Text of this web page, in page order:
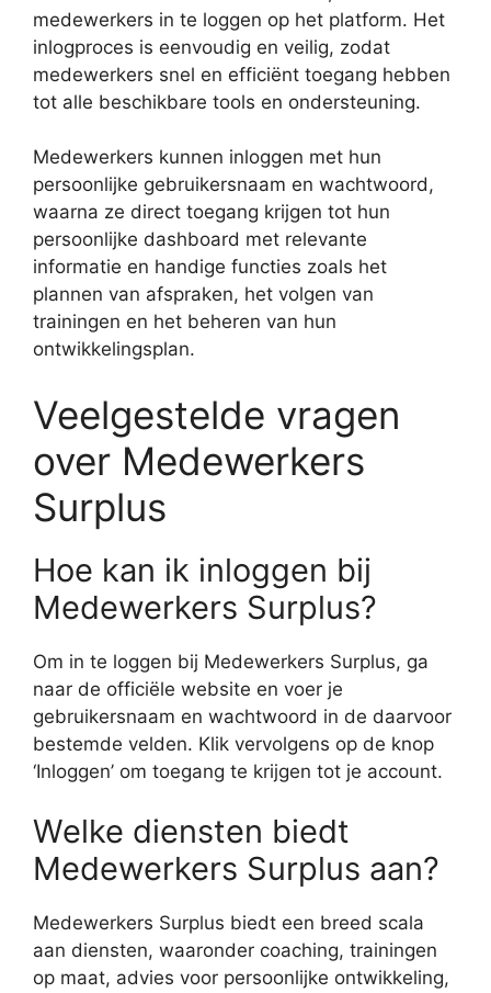
medewerkers in te loggen op het platform. Het
inlogproces is eenvoudig en veilig, zodat
medewerkers snel en efficiënt toegang hebben
tot alle beschikbare tools en ondersteuning.
Medewerkers kunnen inloggen met hun
persoonlijke gebruikersnaam en wachtwoord,
waarna ze direct toegang krijgen tot hun
persoonlijke dashboard met relevante
informatie en handige functies zoals het
plannen van afspraken, het volgen van
trainingen en het beheren van hun
ontwikkelingsplan.
Veelgestelde vragen
over Medewerkers
Surplus
Hoe kan ik inloggen bij
Medewerkers Surplus?
Om in te loggen bij Medewerkers Surplus, ga
naar de officiële website en voer je
gebruikersnaam en wachtwoord in de daarvoor
bestemde velden. Klik vervolgens op de knop
‘Inloggen’ om toegang te krijgen tot je account.
Welke diensten biedt
Medewerkers Surplus aan?
Medewerkers Surplus biedt een breed scala
aan diensten, waaronder coaching, trainingen
op maat, advies voor persoonlijke ontwikkeling,